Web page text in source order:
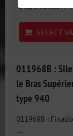
Disponibilité:3
SELECT
011968B :
le Bras
type 940
011968B :
-...